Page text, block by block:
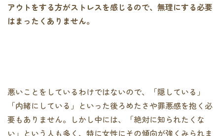
アウトをする方がストレスを感じるので、無理にする必要
はまったくありません。
悪いことをしているわけではないので、「隠している」
「内緒にしている」といった後ろめたさや罪悪感を抱く必
要もありません。しかし中には、「絶対に知られたくな
い」という人も多く、特に女性にその傾向が強くみられま